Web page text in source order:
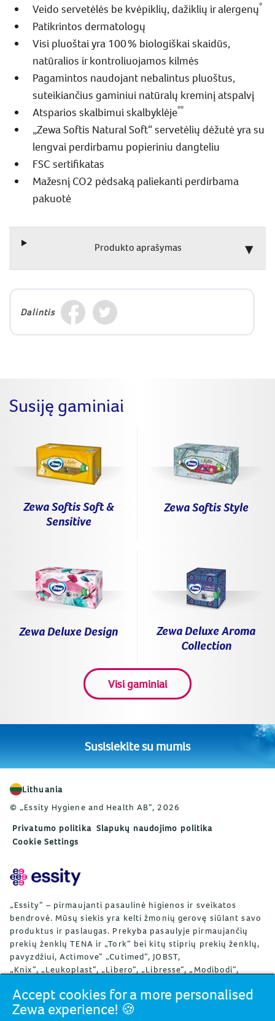
Veido servetėlės be kvėpiklių, dažiklių ir alergenų*
Patikrintos dermatologų
Visi pluoštai yra 100 % biologiškai skaidūs,
natūralios ir kontroliuojamos kilmės
Pagamintos naudojant nebalintus pluoštus,
suteikiančius gaminiui natūralų kreminį atspalvį
Atsparios skalbimui skalbyklėje**
„Zewa Softis Natural Soft“ servetėlių dėžutė yra su
lengvai perdirbamu popieriniu dangteliu
FSC sertifikatas
Mažesnį CO2 pėdsaką paliekanti perdirbama
pakuotė
Produkto aprašymas
Dalintis
Susiję gaminiai
Zewa Softis Soft &
Sensitive
Zewa Softis Style
Zewa Deluxe Design
Zewa Deluxe Aroma
Collection
Visi gaminiai
Susisiekite su mumis
Lithuania
© „Essity Hygiene and Health AB“, 2026
Privatumo politika Slapukų naudojimo politika
Cookie Settings
„Essity“ – pirmaujanti pasaulinė higienos ir sveikatos
bendrovė. Mūsų siekis yra kelti žmonių gerovę siūlant savo
produktus ir paslaugas. Prekyba pasaulyje pirmaujančių
prekių ženklų TENA ir „Tork“ bei kitų stiprių prekių ženklų,
pavyzdžiui, Actimove“ „Cutimed“, JOBST,
„Knix“, „Leukoplast“, „Libero“, „Libresse“, „Modibodi“,
„Zewa“, produktais vykdoma apie 150 pasaulio šalių.
„Essity“ dirba apie 36 tūkst. darbuotojų. 2024 m.
Accept cookies for a more personalised
Zewa experience! 🍪